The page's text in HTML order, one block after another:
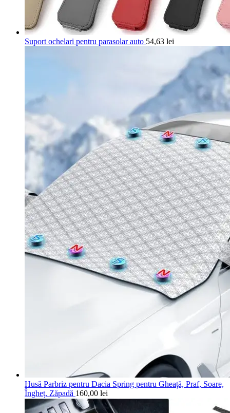
Suport ochelari pentru parasolar auto 54,63 lei
Husă Parbriz pentru Dacia Spring pentru Gheață, Praf, Soare,
Îngheț, Zăpadă 160,00 lei